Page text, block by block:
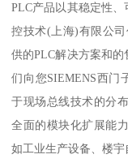
PLC产品以其稳定性
控技术(上海)有限公
供的PLC解决方案和
们向您SIEMENS西门
于现场总线技术的分
全面的模块化扩展能
如工业生产设备、楼宇